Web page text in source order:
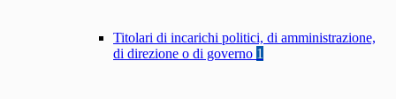
Titolari di incarichi politici, di amministrazione,
di direzione o di governo 1